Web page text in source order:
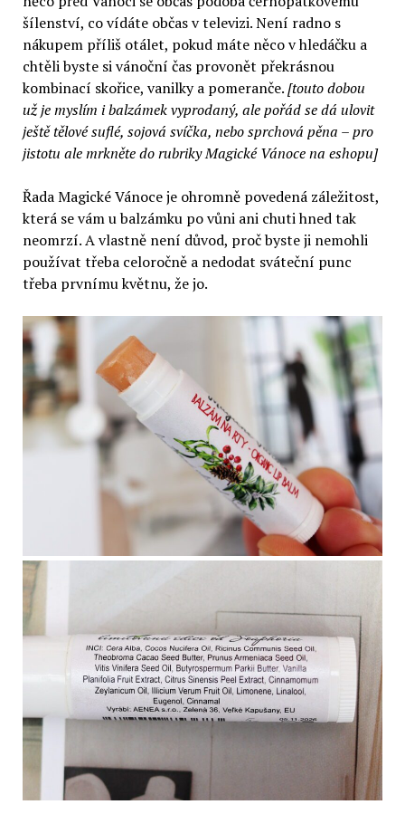
šílenství, co vídáte občas v televizi. Není radno s
nákupem příliš otálet, pokud máte něco v hledáčku a
chtěli byste si vánoční čas provonět překrásnou
kombinací skořice, vanilky a pomeranče.[touto dobou
už je myslím i balzámek vyprodaný, ale pořád se dá ulovit
ještě tělové suflé, sojová svíčka, nebo sprchová pěna – pro
jistotu ale mrkněte do rubriky Magické Vánoce na eshopu]
Řada Magické Vánoce je ohromně povedená záležitost,
která se vám u balzámku po vůni ani chuti hned tak
neomrzí. A vlastně není důvod, proč byste ji nemohli
používat třeba celoročně a nedodat sváteční punc
třeba prvnímu květnu, že jo.